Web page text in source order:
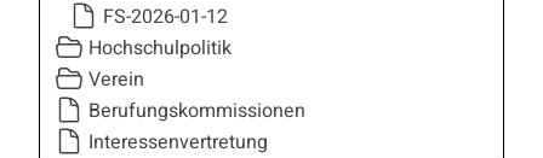
FS-2026-01-12
Hochschulpolitik
Verein
Berufungskommissionen
Interessenvertretung